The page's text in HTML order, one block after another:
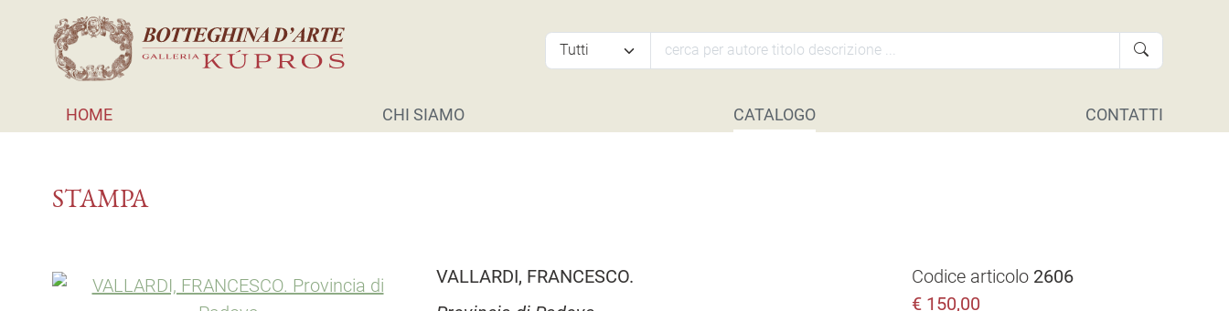
HOME CHI SIAMO CATALOGO CONTATTI
STAMPA
VALLARDI, FRANCESCO.
Codice articolo 2606
€ 150,00